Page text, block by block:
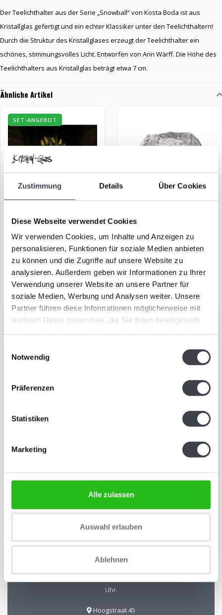
Zustimmung Details Über Cookies
Diese Webseite verwendet Cookies
Wir verwenden Cookies, um Inhalte und Anzeigen zu
personalisieren, Funktionen für soziale Medien anbieten
zu können und die Zugriffe auf unsere Website zu
analysieren. Außerdem geben wir Informationen zu Ihrer
Verwendung unserer Website an unsere Partner für
soziale Medien, Werbung und Analysen weiter. Unsere
Partner führen diese Informationen möglicherweise mit
weiteren Daten zusammen, die Sie ihnen bereitgestellt
Notwendig
Präferenzen
Statistiken
Marketing
Alle zulassen
Auswahl erlauben
Ablehnen
Der Teelichthalter aus der Serie „Snowball“ von Kosta Boda ist aus
Kristallglas gefertigt und ein echter Klassiker unter den Teelichthaltern!
Durch die Struktur des Kristallglases erzeugt der Teelichthalter ein
schönes, stimmungsvolles Licht. Entworfen von Ann Wärff. Die Höhe des
Teelichthalters aus Kristallglas beträgt etwa 7 cm.
Ähnliche Artikel
SET-ANGEBOT
Kosta Boda Set „Snowballs“
„Snowballs“ zeitlos und aus
reinem Kristallgla..
€103,00 €89,00
Teelichthalter „Snowball“
Teelichthalter aus der Serie
€39,00
Bleiben Sie auf dem Laufenden und erhalten Sie einen
Abonnieren
Leerdam besuchen. Sie sind herzlich willkommen!
Geöffnet Mittwoch bis Freitag 13 - 17 Uhr Samstag 10 - 17
Uhr.
Hoogstraat 45